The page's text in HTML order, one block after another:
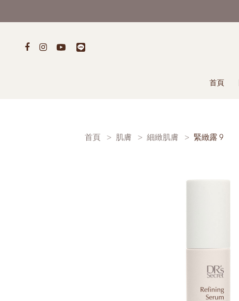
首頁
首頁 肌膚 細緻肌膚 緊緻露 9